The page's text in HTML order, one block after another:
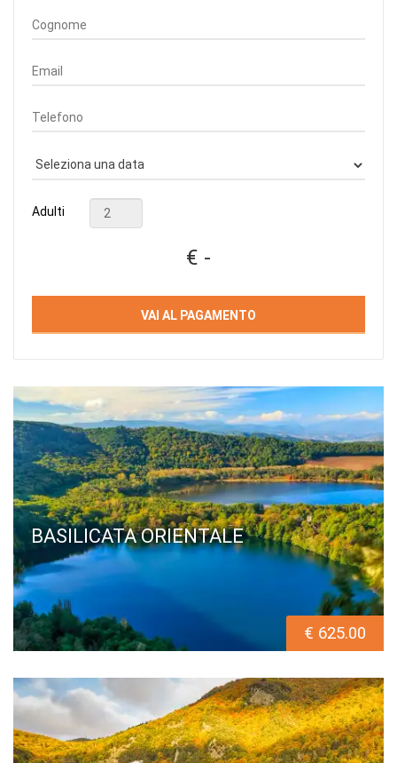
Adulti
€ -
BASILICATA ORIENTALE
€ 625.00